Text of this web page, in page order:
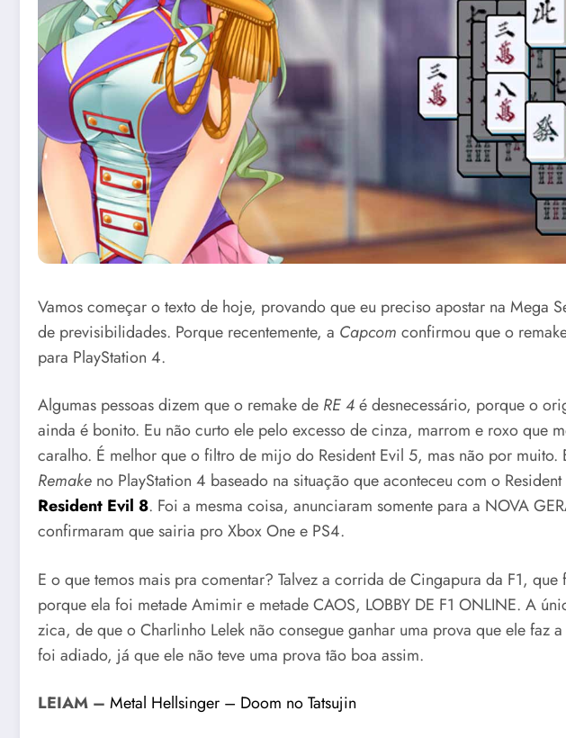
Vamos começar o texto de hoje, provando que eu preciso apostar na Mega
de previsibilidades. Porque recentemente, a Capcom confirmou que o
para PlayStation 4.
Algumas pessoas dizem que o remake de RE 4é desnecessário, porque o
ainda é bonito. Eu não curto ele pelo excesso de cinza, marrom e roxo que
caralho. É melhor que o filtro de mijo do Resident Evil 5, mas não por muito.
Remake no PlayStation 4 baseado na situação que aconteceu com o
Resident Evil 8. Foi a mesma coisa, anunciaram somente para a NOVA
confirmaram que sairia pro Xbox One e PS4.
E o que temos mais pra comentar? Talvez a corrida de Cingapura da F1,
porque ela foi metade Amimir e metade CAOS, LOBBY DE F1 ONLINE. A
zica, de que o Charlinho Lelek não consegue ganhar uma prova que ele faz
foi adiado, já que ele não teve uma prova tão boa assim.
LEIAM – Metal Hellsinger – Doom no Tatsujin